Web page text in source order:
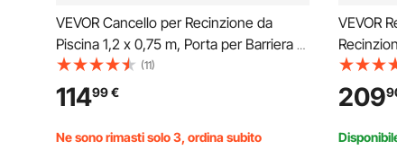
VEVOR Cancello per Recinzione da
Piscina 1,2 x 0,75 m, Porta per Barriera di
Protezione per Piscina da Giardino Porta
di Recinzione di Sicurezza Cancello in
Metallo Tessuto in PVC Teslin 352 g/m²
(11)
11499€
Ne sono rimasti solo 3, ordina subito
VEVOR
Interrate,
Piscina
Facile
209